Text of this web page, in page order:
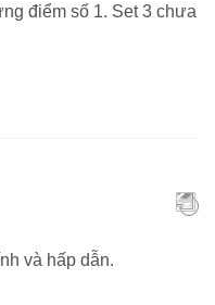
điểm số 1. Set 3 chưa
và hấp dẫn.